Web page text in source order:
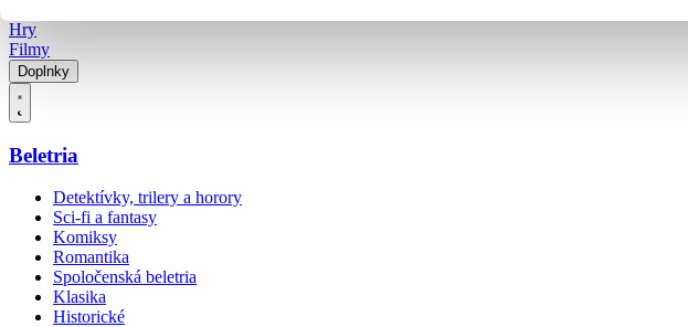
Hry
Filmy
Doplnky
Beletria
Detektívky, trilery a horory
Sci-fi a fantasy
Komiksy
Romantika
Spoločenská beletria
Klasika
Historické